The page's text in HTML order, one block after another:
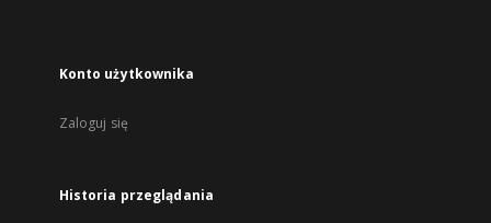
Konto użytkownika
Zaloguj się
Historia przeglądania